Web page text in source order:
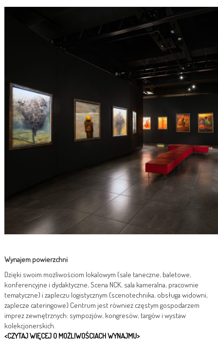
Wynajem powierzchni
Dzięki swoim możliwościom lokalowym (sale taneczne, baletowe,
konferencyjne i dydaktyczne, Scena NCK, sala kameralna, pracownie
tematyczne) i zapleczu logistycznym (scenotechnika, obsługa widowni,
zaplecze cateringowe) Centrum jest również częstym gospodarzem
imprez zewnętrznych: sympozjów, kongresów, targów i wystaw
kolekcjonerskich.
<CZYTAJ WIĘCEJ O MOŻLIWOŚCIACH WYNAJMU>